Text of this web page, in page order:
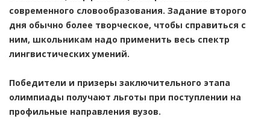
современного словообразования. Задание второго
дня обычно более творческое, чтобы справиться с
ним, школьникам надо применить весь спектр
лингвистических умений.
Победители и призеры заключительного этапа
олимпиады получают льготы при поступлении на
профильные направления вузов.